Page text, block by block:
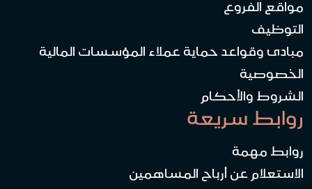
مواقع الفروع
التوظيف
مبادئ وقواعد حماية عملاء المؤسسات المالية
الخصوصية
الشروط والأحكام
روابط سريعة
روابط مهمة
الاستعلام عن أرباح المساهمين